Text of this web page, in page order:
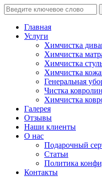
Главная
Услуги
Химчистка
Химчистка
Химчистка
Химчистка
Генеральная
Чистка
Химчистка
Галерея
Отзывы
Наши клиенты
О нас
Подарочный
Статьи
Политика
Контакты